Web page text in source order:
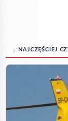
NAJCZĘŚCIEJ